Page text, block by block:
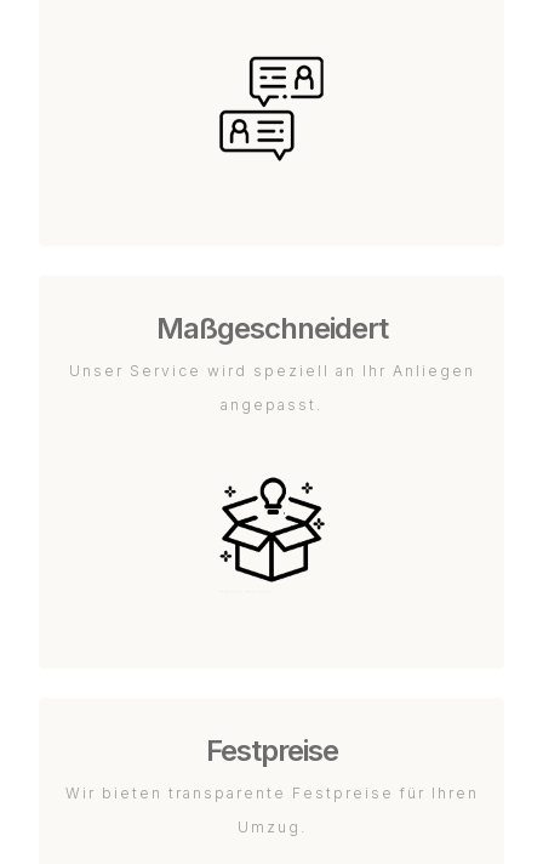
Maßgeschneidert
Unser Service wird speziell an Ihr Anliegen
angepasst.
Festpreise
Wir bieten transparente Festpreise für Ihren
Umzug.